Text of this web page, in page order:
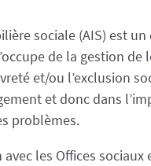
sociale (AIS) est
de la gestion
et/ou l’exclusion
et donc dans
problèmes.
les Offices